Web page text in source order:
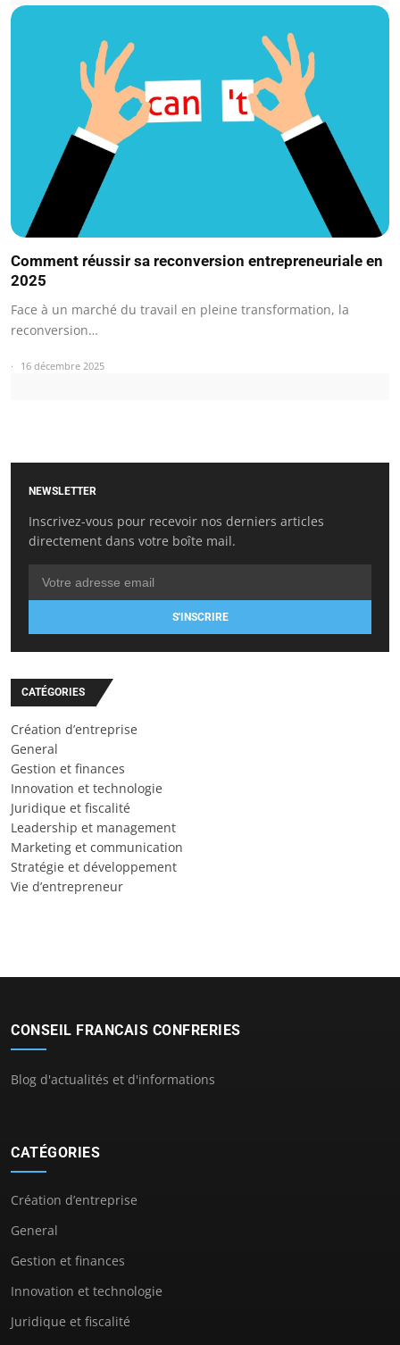
Comment réussir sa reconversion entrepreneuriale en
2025
Face à un marché du travail en pleine transformation, la
reconversion…
16 décembre 2025
NEWSLETTER
Inscrivez-vous pour recevoir nos derniers articles
directement dans votre boîte mail.
S'INSCRIRE
CATÉGORIES
Création d’entreprise
General
Gestion et finances
Innovation et technologie
Juridique et fiscalité
Leadership et management
Marketing et communication
Stratégie et développement
Vie d’entrepreneur
CONSEIL FRANCAIS CONFRERIES
Blog d'actualités et d'informations
CATÉGORIES
Création d’entreprise
General
Gestion et finances
Innovation et technologie
Juridique et fiscalité